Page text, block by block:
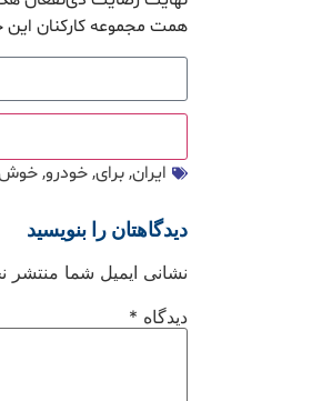
همت مجموعه کارکنان این
ایران,برای,خودرو,
دیدگاهتان را بنویسید
نشانی ایمیل شما منتشر
دیدگاه *